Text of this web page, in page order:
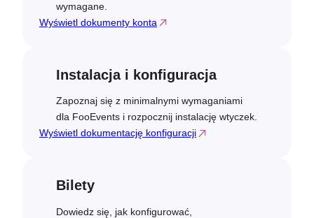
wymagane.
Wyświetl dokumenty konta
Instalacja i konfiguracja
Zapoznaj się z minimalnymi wymaganiami
dla FooEvents i rozpocznij instalację wtyczek.
Wyświetl dokumentację konfiguracji
Bilety
Dowiedz się, jak konfigurować,